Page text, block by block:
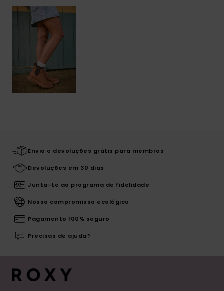
Envio e devoluções grátis para membros
Devoluções em 30 dias
Junta-te ao programa de fidelidade
Nosso compromisso ecológico
Pagamento 100% seguro
Precisas de ajuda?